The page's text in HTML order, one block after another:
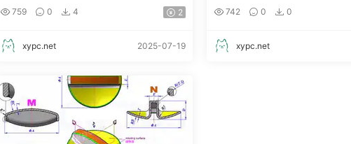
759 0 4 2
xypc.net 2025-07-19
742 0 0
xypc.net